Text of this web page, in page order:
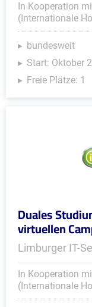
In Kooperation
(Internationale
bundesweit
Start: Oktober
Freie Plätze: 1
Duales
virtuellen
Limburger IT-
In Kooperation
(Internationale